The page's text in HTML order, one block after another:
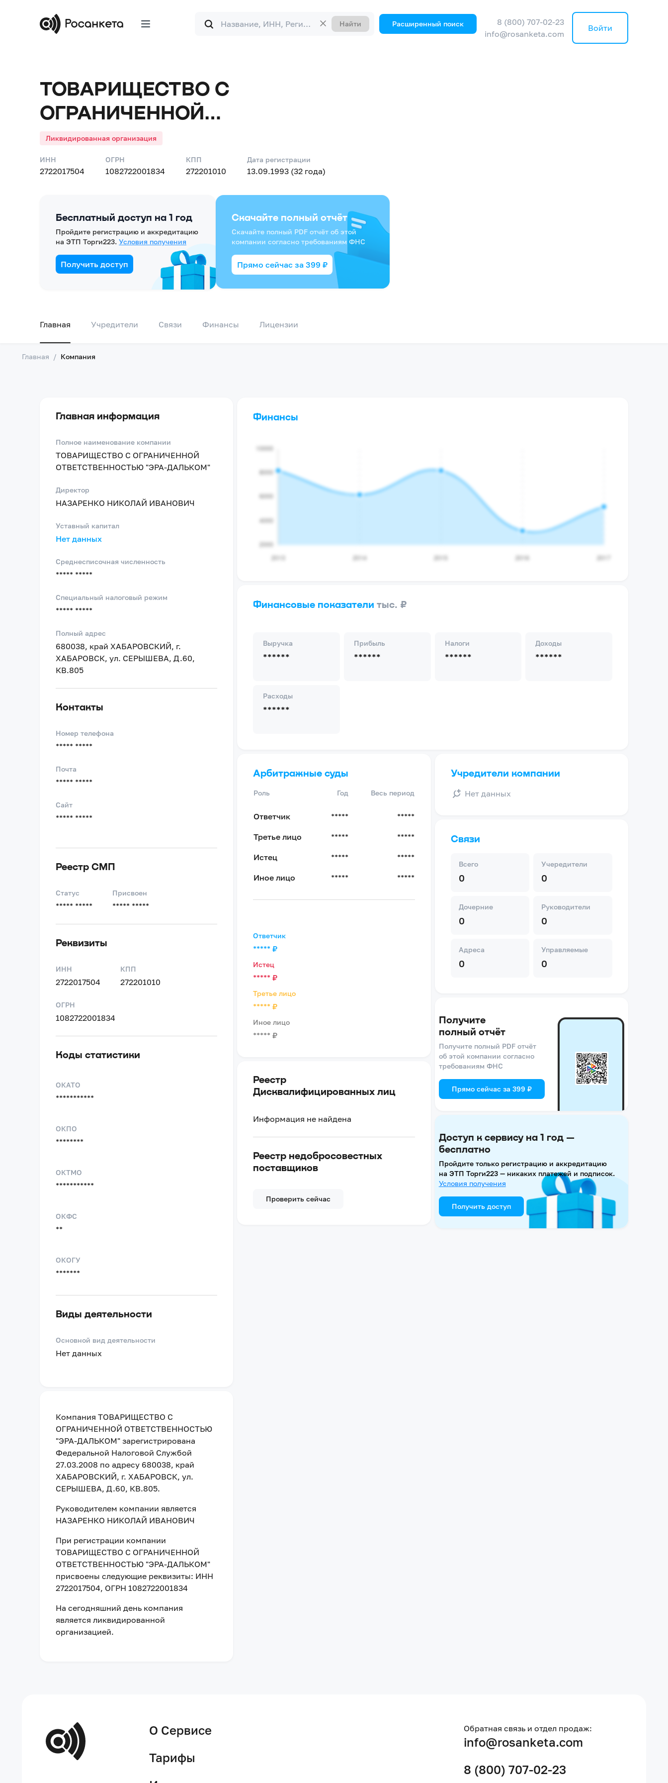
Форма
поиска
Найти Расширенный поиск
8 (800) 707-02-23
info@rosanketa.com
Войти
ТОВАРИЩЕСТВО С
ОГРАНИЧЕННОЙ
ОТВЕТСТВЕННОСТЬЮ "ЭРА-
ДАЛЬКОМ"
Ликвидированная организация
ИНН
2722017504
ОГРН
1082722001834
КПП
272201010
Дата регистрации
13.09.1993 (32 года)
Бесплатный доступ на 1 год
Пройдите регистрацию и аккредитацию
на ЭТП Торги223. Условия получения
Получить доступ
Скачайте полный отчёт
Скачайте полный PDF отчёт об этой
компании согласно требованиям ФНС
Прямо сейчас за 399 ₽
Главная Учредители Связи Финансы Лицензии
Главная / Компания
Главная информация
Полное наименование компании
ТОВАРИЩЕСТВО С ОГРАНИЧЕННОЙ
ОТВЕТСТВЕННОСТЬЮ "ЭРА-ДАЛЬКОМ"
Директор
НАЗАРЕНКО НИКОЛАЙ ИВАНОВИЧ
Уставный капитал
Нет данных
Среднесписочная численность
***** *****
Специальный налоговый режим
***** *****
Полный адрес
680038, край ХАБАРОВСКИЙ, г.
ХАБАРОВСК, ул. СЕРЫШЕВА, Д.60,
КВ.805
Контакты
Номер телефона
***** *****
Почта
***** *****
Сайт
***** *****
Реестр СМП
Статус
***** *****
Присвоен
***** *****
Реквизиты
ИНН
2722017504
КПП
272201010
ОГРН
1082722001834
Коды статистики
ОКАТО
***********
ОКПО
********
ОКТМО
***********
ОКФС
**
ОКОГУ
*******
Виды деятельности
Основной вид деятельности
Нет данных
Компания ТОВАРИЩЕСТВО С
ОГРАНИЧЕННОЙ ОТВЕТСТВЕННОСТЬЮ
"ЭРА-ДАЛЬКОМ" зарегистрирована
Федеральной Налоговой Службой
27.03.2008 по адресу 680038, край
ХАБАРОВСКИЙ, г. ХАБАРОВСК, ул.
СЕРЫШЕВА, Д.60, КВ.805.
Руководителем компании является
НАЗАРЕНКО НИКОЛАЙ ИВАНОВИЧ
При регистрации компании
ТОВАРИЩЕСТВО С ОГРАНИЧЕННОЙ
ОТВЕТСТВЕННОСТЬЮ "ЭРА-ДАЛЬКОМ"
присвоены следующие реквизиты: ИНН
2722017504, ОГРН 1082722001834
На сегодняшний день компания
является ликвидированной
организацией.
Финансы
Финансовые показателитыс. ₽
Выручка
******
Прибыль
******
Налоги
******
Доходы
******
Расходы
******
Арбитражные суды
Роль Год Весь период
Ответчик ***** *****
Третье лицо ***** *****
Истец ***** *****
Иное лицо ***** *****
Ответчик
***** ₽
Истец
***** ₽
Третье лицо
***** ₽
Иное лицо
***** ₽
Реестр
Дисквалифицированных лиц
Информация не найдена
Реестр недобросовестных
поставщиков
Проверить сейчас
Учредители компании
Нет данных
Связи
Всего
0
Учередители
0
Дочерние
0
Руководители
0
Адреса
0
Управляемые
0
Получите
полный отчёт
Получите полный PDF отчёт
об этой компании согласно
требованиям ФНС
Прямо сейчас за 399 ₽
Доступ к сервису на 1 год —
бесплатно
Пройдите только регистрацию и аккредитацию
на ЭТП Торги223 — никаких платежей и подписок.
Условия получения
Получить доступ
О Сервисе
Тарифы
Обратная связь и отдел продаж:
info@rosanketa.com
8 (800) 707-02-23